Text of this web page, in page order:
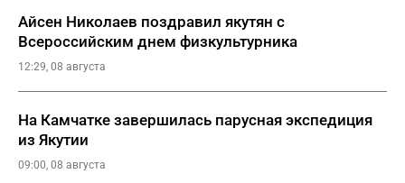
Айсен Николаев поздравил якутян с
Всероссийским днем физкультурника
12:29, 08 августа
На Камчатке завершилась парусная экспедиция
из Якутии
09:00, 08 августа